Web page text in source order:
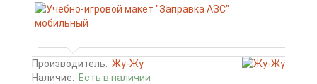
Производитель: Жу-Жу
Наличие: Есть в наличии